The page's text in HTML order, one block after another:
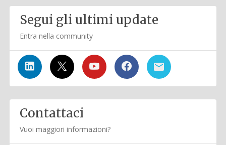
Segui gli ultimi update
Entra nella community
Contattaci
Vuoi maggiori informazioni?